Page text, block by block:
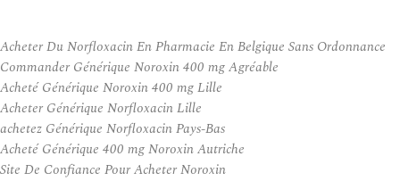
Acheter Du Norfloxacin En Pharmacie En Belgique Sans Ordonnance
Commander Générique Noroxin 400 mg Agréable
Acheté Générique Noroxin 400 mg Lille
Acheter Générique Norfloxacin Lille
achetez Générique Norfloxacin Pays-Bas
Acheté Générique 400 mg Noroxin Autriche
Site De Confiance Pour Acheter Noroxin